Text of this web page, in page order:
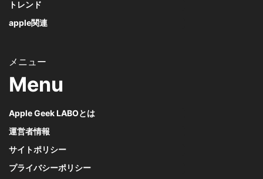
トレンド
apple関連
Menu
Apple Geek LABOとは
運営者情報
サイトポリシー
プライバシーポリシー